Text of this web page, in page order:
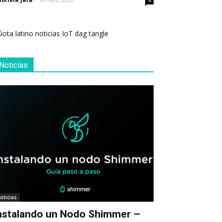
un Nodo Shimmer –